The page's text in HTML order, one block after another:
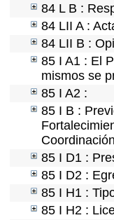
84 L B :
84 LII A :
84 LII B :
85 I A1 : El
mismos se
85 I A2 :
85 I B :
85 I D1 :
85 I D2 :
85 I H1 :
85 I H2 :